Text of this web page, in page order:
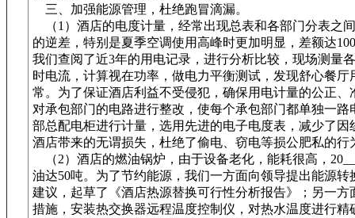
三、加强能源管理，杜绝跑冒滴漏。
（1）酒店的电度计量，经常出现总表和各部门分表之
的逆差，特别是夏季空调使用高峰时更加明显，差额达
我们查阅了近3年的用电记录，进行分析比较，现场测量
时电流，计算视在功率，做电力平衡测试，发现舒心餐厅
常。为了保证酒店利益不受侵犯，确保用电计量的公正、
对承包部门的电路进行整改，使每个承包部门都单独一路
部总配电柜进行计量，选用先进的电子电度表，减少了因
酒店带来的无谓损失，杜绝了偷电、窃电等损公肥私的行
（2）酒店的燃油锅炉，由于设备老化，能耗很高，
油达50吨。为了节约能源，我们一方面向领导提出能源转
建议，起草了《酒店热源替换可行性分析报告》；另一方
措施，安装热交换器远程温度控制仪，对热水温度进行精